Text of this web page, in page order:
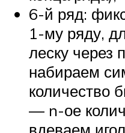
6-й ряд:
1-му ряду,
леску через
набираем
количество
— n-ое